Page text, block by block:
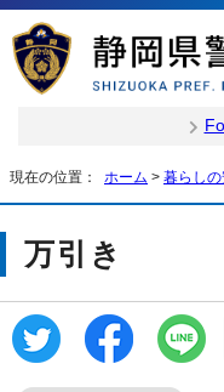
現在の位置： ホーム > 暮らし
万引き